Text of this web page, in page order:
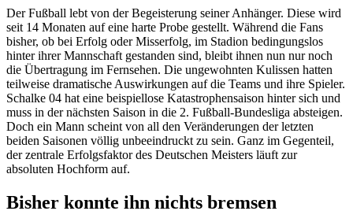
Der Fußball lebt von der Begeisterung seiner Anhänger. Diese wird
seit 14 Monaten auf eine harte Probe gestellt. Während die Fans
bisher, ob bei Erfolg oder Misserfolg, im Stadion bedingungslos
hinter ihrer Mannschaft gestanden sind, bleibt ihnen nun nur noch
die Übertragung im Fernsehen. Die ungewohnten Kulissen hatten
teilweise dramatische Auswirkungen auf die Teams und ihre Spieler.
Schalke 04 hat eine beispiellose Katastrophensaison hinter sich und
muss in der nächsten Saison in die 2. Fußball-Bundesliga absteigen.
Doch ein Mann scheint von all den Veränderungen der letzten
beiden Saisonen völlig unbeeindruckt zu sein. Ganz im Gegenteil,
der zentrale Erfolgsfaktor des Deutschen Meisters läuft zur
absoluten Hochform auf.
Bisher konnte ihn nichts bremsen